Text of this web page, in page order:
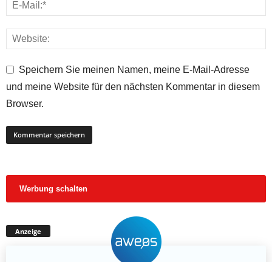
Speichern Sie meinen Namen, meine E-Mail-Adresse
und meine Website für den nächsten Kommentar in diesem
Browser.
Werbung schalten
Anzeige